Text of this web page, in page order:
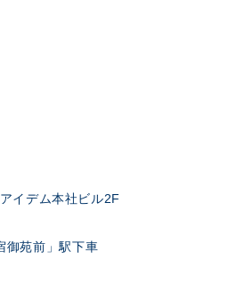
イデム本社ビル2F
御苑前」駅下車